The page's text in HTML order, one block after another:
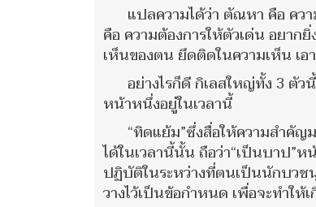
แปลความได้ว่า ตัณหา คือ ควา
คือ ความต้องการให้ตัวเด่น อยา
เห็นของตน ยึดติดในความเห็น เอ
อย่างไรก็ดี กิเลสใหญ่ทั้ง 3 ตั
หน้าหนึ่งอยู่ในเวลานี้
“ทิดแย้ม”ซึ่งสื่อให้ความสำคัญ
ได้ในเวลานี้นั้น ถือว่า“เป็นบาป”
ปฏิบัติในระหว่างที่ตนเป็นนักบวช
วางไว้เป็นข้อกำหนด เพื่อจะทำใ